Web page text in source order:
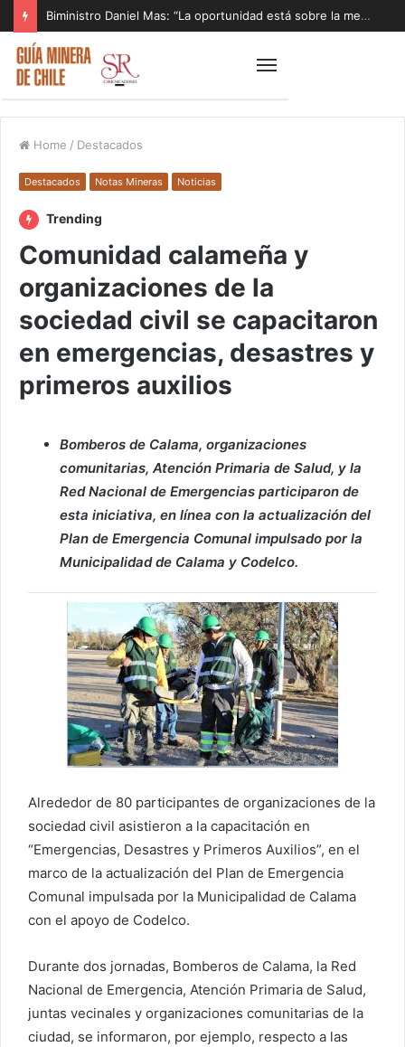
Biministro Daniel Mas: “La oportunidad está sobre la mesa y tenemos que aprovecharla”
Home / Destacados
Destacados Notas Mineras Noticias
Trending
Comunidad calameña y
organizaciones de la
sociedad civil se capacitaron
en emergencias, desastres y
primeros auxilios
Bomberos de Calama, organizaciones
comunitarias, Atención Primaria de Salud, y la
Red Nacional de Emergencias participaron de
esta iniciativa, en línea con la actualización del
Plan de Emergencia Comunal impulsado por la
Municipalidad de Calama y Codelco.
Alrededor de 80 participantes de organizaciones de la
sociedad civil asistieron a la capacitación en
“Emergencias, Desastres y Primeros Auxilios”, en el
marco de la actualización del Plan de Emergencia
Comunal impulsada por la Municipalidad de Calama
con el apoyo de Codelco.
Durante dos jornadas, Bomberos de Calama, la Red
Nacional de Emergencia, Atención Primaria de Salud,
juntas vecinales y organizaciones comunitarias de la
ciudad, se informaron, por ejemplo, respecto a las